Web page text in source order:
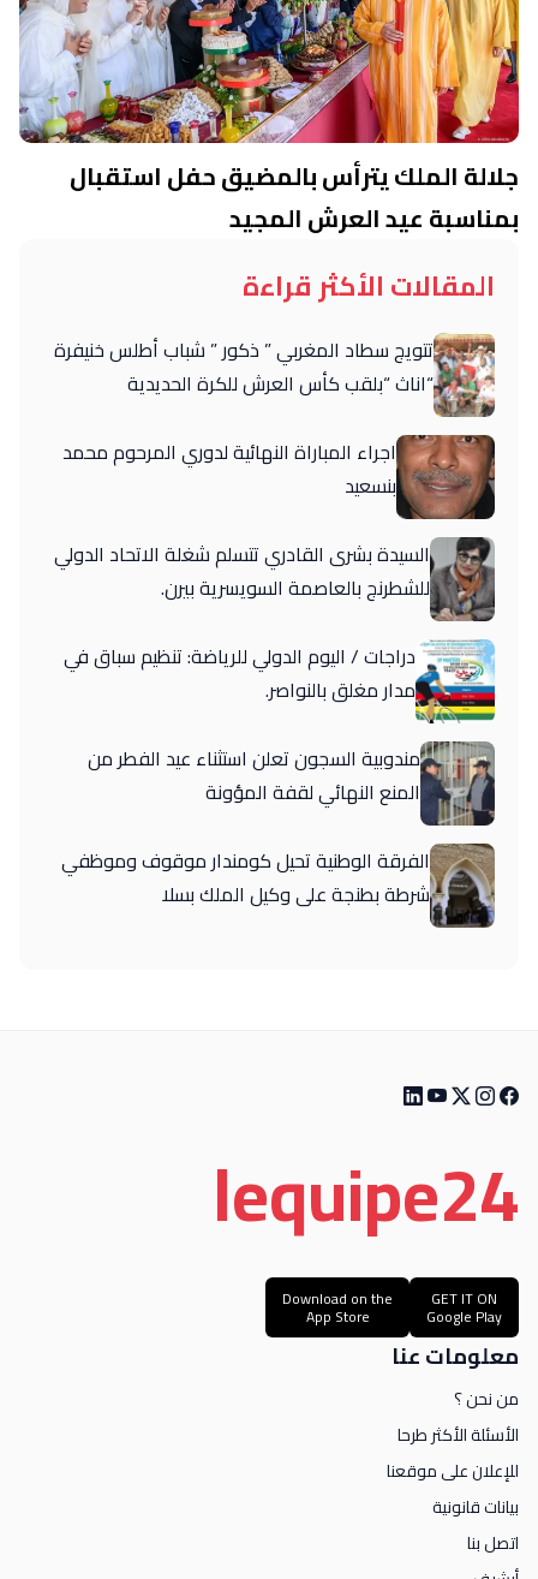
جلالة الملك يترأس بالمضيق حفل استقبال
بمناسبة عيد العرش المجيد
المقالات الأكثر قراءة
تتويج سطاد المغربي ” ذكور ” شباب أطلس خنيفرة
“اناث “بلقب كأس العرش للكرة الحديدية
اجراء المباراة النهائية لدوري المرحوم محمد
بنسعيد
السيدة بشرى القادري تتسلم شغلة الاتحاد الدولي
للشطرنج بالعاصمة السويسرية بيرن.
دراجات / اليوم الدولي للرياضة: تنظيم سباق في
مدار مغلق بالنواصر.
مندوبية السجون تعلن استثناء عيد الفطر من
المنع النهائي لقفة المؤونة
الفرقة الوطنية تحيل كومندار موقوف وموظفي
شرطة بطنجة على وكيل الملك بسلا
lequipe24
GET IT ON
Google Play
Download on the
App Store
معلومات عنا
من نحن ؟
الأسئلة الأكثر طرحا
للإعلان على موقعنا
بيانات قانونية
اتصل بنا